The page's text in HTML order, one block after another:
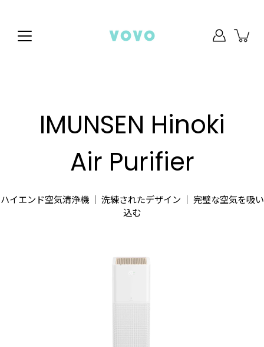
IMUNSEN Hinoki
Air Purifier
ハイエンド空気清浄機 ｜ 洗練されたデザイン ｜ 完璧な空気を吸い
込む